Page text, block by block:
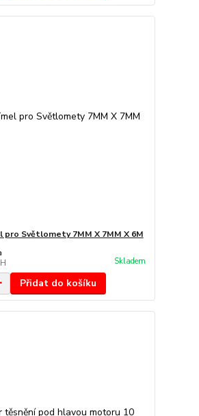
pro Světlomety 7MM X 7MM X 6M
Skladem
Přidat do košíku